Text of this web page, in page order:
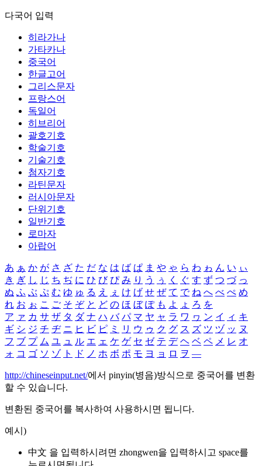
다국어 입력
히라가나
가타카나
중국어
한글고어
그리스문자
프랑스어
독일어
히브리어
괄호기호
학술기호
기술기호
첨자기호
라틴문자
러시아문자
단위기호
일반기호
로마자
아랍어
あ ぁ か が さ ざ た だ な は ば ぱ ま や ゃ ら わ ゎ ん い ぃ
き ぎ し じ ち ぢ に ひ び ぴ み り う ぅ く ぐ す ず つ づ っ
ぬ ふ ぶ ぷ む ゆ ゅ る え ぇ け げ せ ぜ て で ね へ べ ぺ め
れ お ぉ こ ご そ ぞ と ど の ほ ぼ ぽ も よ ょ ろ を
ア ァ カ サ ザ タ ダ ナ ハ バ パ マ ヤ ャ ラ ワ ヮ ン イ ィ キ
ギ シ ジ チ ヂ ニ ヒ ビ ピ ミ リ ウ ゥ ク グ ス ズ ツ ヅ ッ ヌ
フ ブ プ ム ユ ュ ル エ ェ ケ ゲ セ ゼ テ デ ヘ ベ ペ メ レ オ
ォ コ ゴ ソ ゾ ト ド ノ ホ ボ ポ モ ヨ ョ ロ ヲ ―
http://chineseinput.net/에서 pinyin(병음)방식으로 중국어를 변환
할 수 있습니다.
변환된 중국어를 복사하여 사용하시면 됩니다.
예시)
中文 을 입력하시려면 zhongwen을 입력하시고 space를